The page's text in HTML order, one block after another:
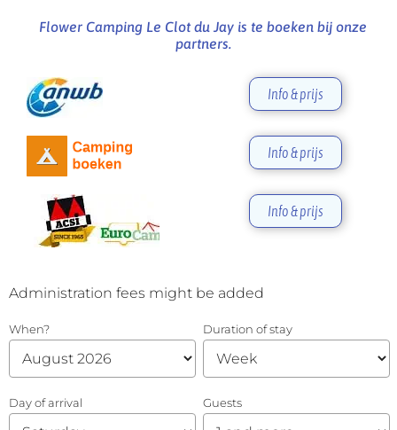
Flower Camping Le Clot du Jay is te boeken bij onze
partners.
Info & prijs
Info & prijs
Info & prijs